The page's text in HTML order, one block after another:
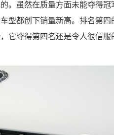
。虽然在质量方面未能夺得冠
型都创下销量新高。排名第四
它夺得第四名还是令人很信服